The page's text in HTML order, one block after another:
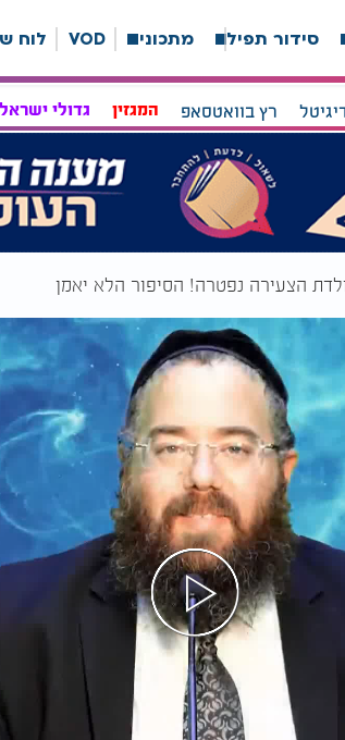
סידור תפילה מתכונים VOD לוח
רץ בוואטסאפ המגזין גדולי
הצעירה נפטרה! הסיפור הלא יאמן